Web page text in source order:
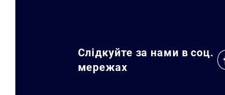
Слідкуйте за нами в соц.
мережах